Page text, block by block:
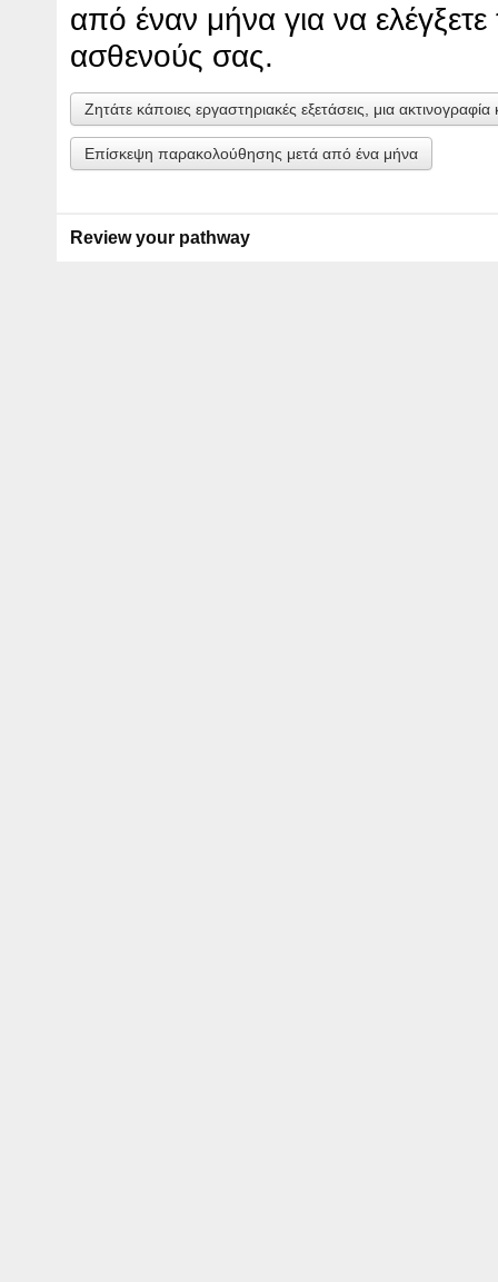
από έναν μήνα για να
ασθενούς σας.
Ζητάτε κάποιες εργαστηριακές εξετάσεις, μια
Επίσκεψη παρακολούθησης μετά από ένα μήνα
Review your pathway